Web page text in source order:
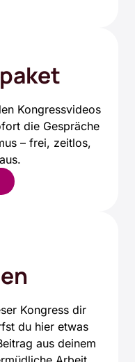
Kongressvideos
die Gespräche
– frei, zeitlos,
Kongress dir
du hier etwas
aus deinem